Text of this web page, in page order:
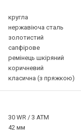
кругла
нержавіюча сталь
золотистий
сапфірове
ремінець шкіряний
коричневий
класична (з пряжкою)
30 WR / 3 ATM
42 мм